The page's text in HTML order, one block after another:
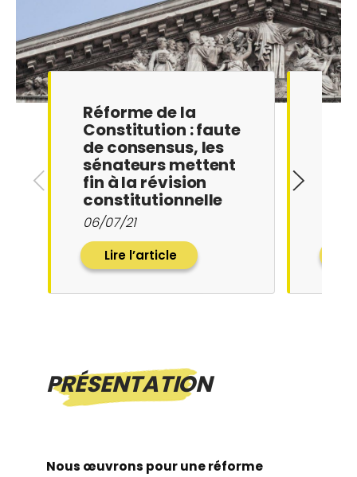
Réforme de la
Constitution : faute
de consensus, les
sénateurs mettent
fin à la révision
constitutionnelle
06/07/21
Lire l’article
PRÉSENTATION
Nous œuvrons pour une réforme